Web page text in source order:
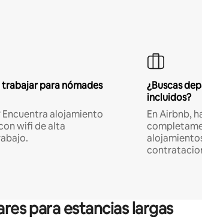
trabajar para nómades
Encuentra alojamiento
wifi de alta
¿Buscas
incluidos?
En Airbnb,
para estancias largas